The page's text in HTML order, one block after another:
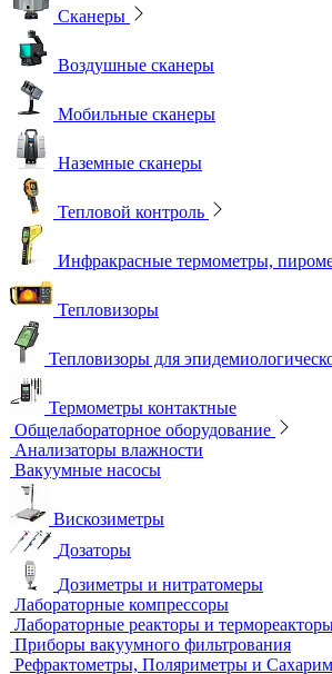
Сканеры
Воздушные сканеры
Мобильные сканеры
Наземные сканеры
Тепловой контроль
Инфракрасные термометры,
Тепловизоры
Тепловизоры для
Термометры контактные
Общелабораторное оборудование
Вакуумные насосы
Вискозиметры
Дозаторы
Дозиметры и нитратомеры